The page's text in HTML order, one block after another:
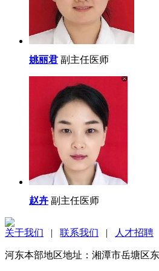
姚丽君 副主任医师
赵卉 副主任医师
关于我们 | 联系我们 | 人才招聘
河东本部地区地址：湘潭市岳塘区